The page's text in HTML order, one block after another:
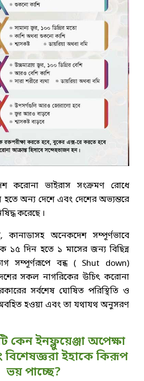
করোনা ভাইরাস সংক্রমণ রোধে
অন্য দেশে এবং দেশের অভ্যন্তরে
করেছে ।
কানাডাসহ অনেকদেশ সম্পূর্ণভাবে
১৫ দিন হতে ১ মাসের জন্য বিছিন্ন
সম্পূর্ণরূপে বন্ধ ( Shut down)
সকল নাগরিকের উচিৎ করোনা
সর্বশেষ ঘোষিত পরিস্থিতি ও
অবহিত হওয়া এবং তা যথাযথ অনুসরণ
কেন ইনফ্লুয়েঞ্জা অপেক্ষা
ইহাকে কিরূপ
ভয় পাচ্ছে?